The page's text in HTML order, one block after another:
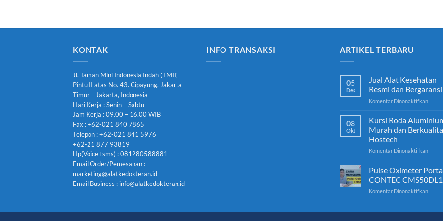
KONTAK
Jl. Taman Mini Indonesia Indah (TMII)
Pintu II atas No. 43. Cipayung, Jakarta
Timur – Jakarta, Indonesia
Hari Kerja : Senin – Sabtu
Jam Kerja : 09.00 – 16.00 WIB
Fax : +62-021 840 7865
Telepon : +62-021 841 5976
+62-21 877 93819
Hp(Voice+sms) : 081280588881
Email Order/Pemesanan :
marketing@alatkedokteran.id
Email Business : info@alatkedokteran.id
INFO TRANSAKSI ARTIKEL TERBARU
05
Des
Jual Alat Kesehatan
Resmi dan Bergaransi
Komentar Dinonaktifkanpada
Alat
Resmi
08
Okt
Kursi Roda
Murah dan
Hostech
Komentar Dinonaktifkanpada
Roda
Murah
dan
Pulse Oximeter
CONTEC CMS50DL1
Komentar Dinonaktifkanpada